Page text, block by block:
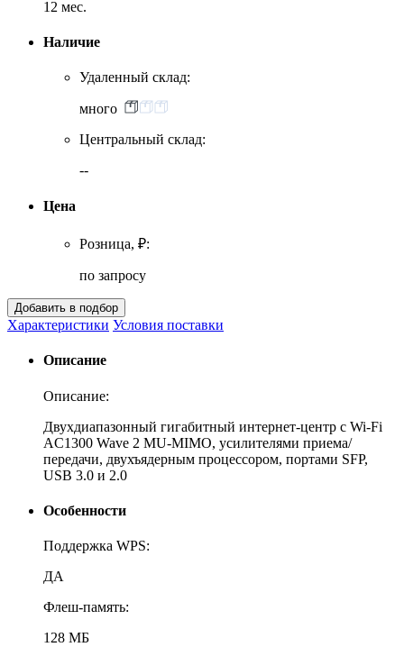
12 мес.
Наличие
Удаленный склад:
много
Центральный склад:
--
Цена
Розница, ₽:
по запросу
Характеристики Условия поставки
Описание
Описание:
Двухдиапазонный гигабитный интернет-центр с Wi-Fi
AC1300 Wave 2 MU-MIMO, усилителями приема/
передачи, двухъядерным процессором, портами SFP,
USB 3.0 и 2.0
Особенности
Поддержка WPS:
ДА
Флеш-память:
128 МБ